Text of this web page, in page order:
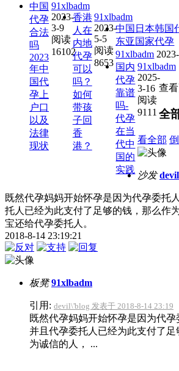
中国
代孕
合法
吗
2023
年中
国代
孕上
户口
以及
法律
现状
91xlbadm
2023-
3-9
阅读
16102
香港
人在
内地
代孕
可以
吗？
如何
带孩
子回
香
港？
91xlbadm
2023-
5-5
阅读
8653
中国日本韩国
东亚国家代孕
91xlbadm
国内
代孕
靠谱
吗-
代孕
在当
代中
国的
实践
91xlbadm
2025-
3-16
阅读
9111
查
全
看全部
沙发
既然代孕妈妈开始怀孕是因为代孕委托
托人已经为此支付了足够的钱，那么作
宝还给代孕委托人。
2018-8-14 23:19:21
板凳 91xlbadm
引用: devil\'blog 发表于 2018-8-14 23:19
既然代孕妈妈开始怀孕是因为代孕
并且代孕委托人已经为此支付了
为诚信的人， ...